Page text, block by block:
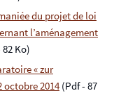
du projet de loi
l’aménagement
Ko)
« zur
octobre 2014 (Pdf - 87